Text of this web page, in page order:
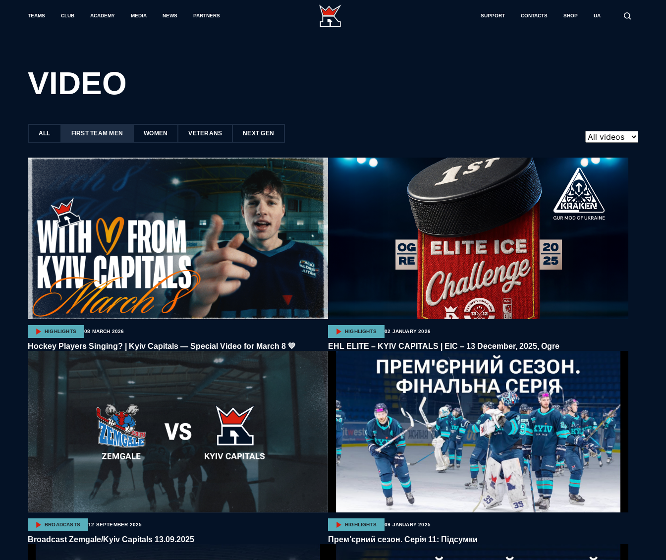
TEAMS CLUB ACADEMY MEDIA NEWS PARTNERS SUPPORT CONTACTS SHOP UA
VIDEO
ALL FIRST TEAM MEN NEXT GEN
VETERANS
WOMEN
HIGHLIGHTS 08 MARCH 2026
Hockey Players Singing? | Kyiv Capitals — Special Video for March 8 💙
HIGHLIGHTS 02 JANUARY 2026
EHL ELITE – KYIV CAPITALS | EIC – 13 December, 2025, Ogre
BROADCASTS 12 SEPTEMBER 2025
Broadcast Zemgale/Kyiv Capitals 13.09.2025
HIGHLIGHTS 09 JANUARY 2025
Прем’єрний сезон. Серія 11: Підсумки